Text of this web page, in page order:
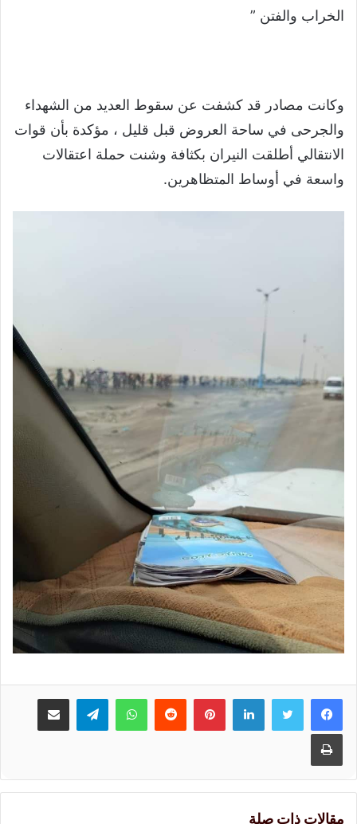
الخراب والفتن ”
وكانت مصادر قد كشفت عن سقوط العديد من الشهداء
والجرحى في ساحة العروض قبل قليل ، مؤكدة بأن قوات
الانتقالي أطلقت النيران بكثافة وشنت حملة اعتقالات
واسعة في أوساط المتظاهرين.
لينكدإنبينتيريست واتسابتيلقرام مشاركة عبر البريد
طباعة
مقالات ذات صلة